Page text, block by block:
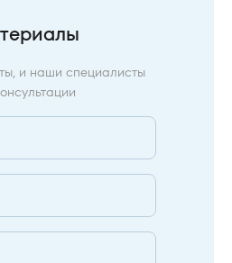
и наши специалисты